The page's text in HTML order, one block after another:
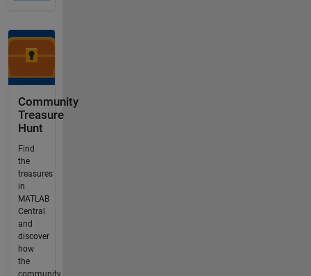
Community
Treasure
Hunt
Find
the
treasures
in
MATLAB
Central
and
discover
how
the
community